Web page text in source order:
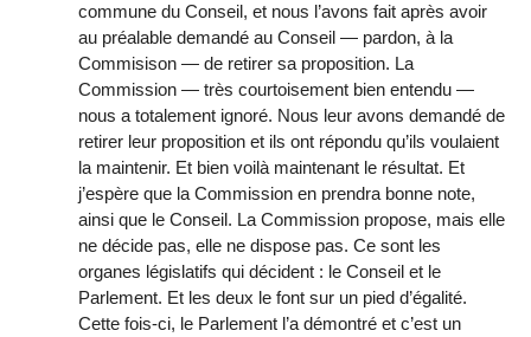
commune du Conseil, et nous l’avons fait après avoir
au préalable demandé au Conseil — pardon, à la
Commisison — de retirer sa proposition. La
Commission — très courtoisement bien entendu —
nous a totalement ignoré. Nous leur avons demandé de
retirer leur proposition et ils ont répondu qu’ils voulaient
la maintenir. Et bien voilà maintenant le résultat. Et
j’espère que la Commission en prendra bonne note,
ainsi que le Conseil. La Commission propose, mais elle
ne décide pas, elle ne dispose pas. Ce sont les
organes législatifs qui décident : le Conseil et le
Parlement. Et les deux le font sur un pied d’égalité.
Cette fois-ci, le Parlement l’a démontré et c’est un